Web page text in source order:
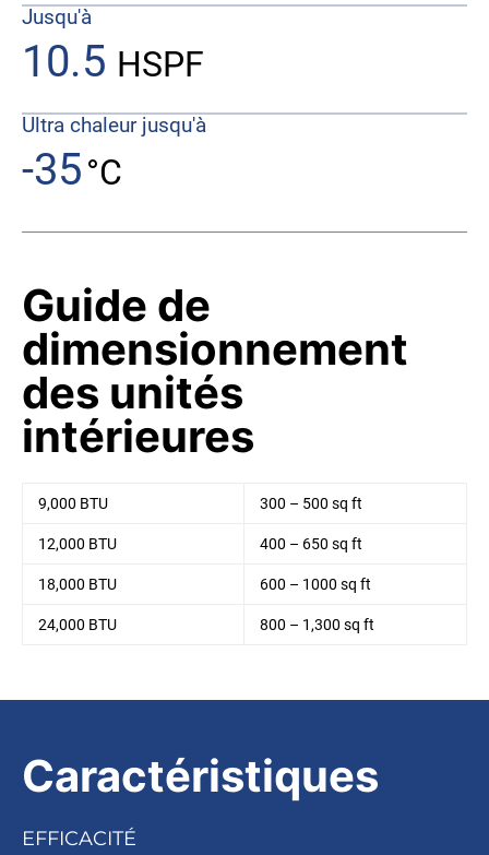
Jusqu'à
10.5 HSPF
Ultra chaleur jusqu'à
-35°C
Guide de
dimensionnement
des unités
intérieures
9,000 BTU 300 – 500 sq ft
12,000 BTU 400 – 650 sq ft
18,000 BTU 600 – 1000 sq ft
24,000 BTU 800 – 1,300 sq ft
Caractéristiques
EFFICACITÉ